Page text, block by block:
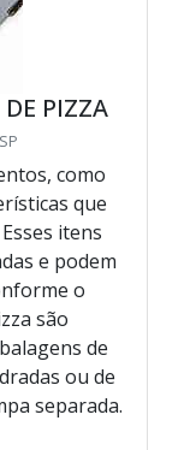
PIZZA
como
que
itens
e podem
o
são
de
ou de
separada.